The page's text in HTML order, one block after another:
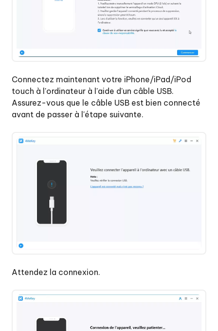
Connectez maintenant votre iPhone/iPad/iPod
touch à l'ordinateur à l'aide d'un câble USB.
Assurez-vous que le câble USB est bien connecté
avant de passer à l'étape suivante.
Attendez la connexion.